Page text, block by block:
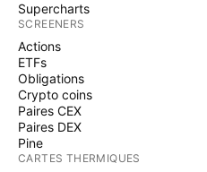
Supercharts
SCREENERS
Actions
ETFs
Obligations
Crypto coins
Paires CEX
Paires DEX
Pine
CARTES THERMIQUES